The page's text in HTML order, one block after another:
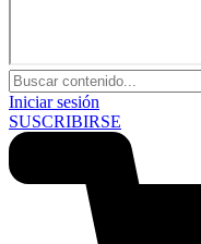
Iniciar sesión
SUSCRIBIRSE